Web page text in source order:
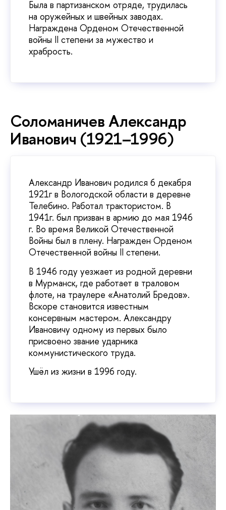
Была в партизанском отряде, трудилась
на оружейных и швейных заводах.
Награждена Орденом Отечественной
войны II степени за мужество и
храбрость.
Соломаничев Александр
Иванович (1921–1996)
Александр Иванович родился 6 декабря
1921г в Вологодской области в деревне
Телебино. Работал трактористом. В
1941г. был призван в армию до мая 1946
г. Во время Великой Отечественной
Войны был в плену. Награжден Орденом
Отечественной войны II степени.
В 1946 году уезжает из родной деревни
в Мурманск, где работает в траловом
флоте, на траулере «Анатолий Бредов».
Вскоре становится известным
консервным мастером. Александру
Ивановичу одному из первых было
присвоено звание ударника
коммунистического труда.
Ушёл из жизни в 1996 году.